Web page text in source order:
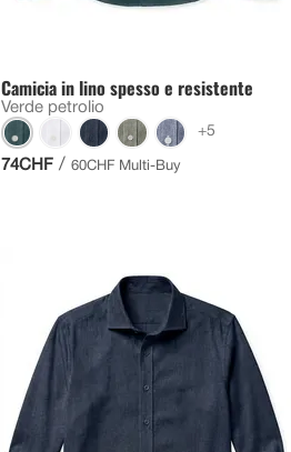
Camicia in lino spesso e resistente
Verde petrolio
+5
74CHF / 60CHF Multi-Buy